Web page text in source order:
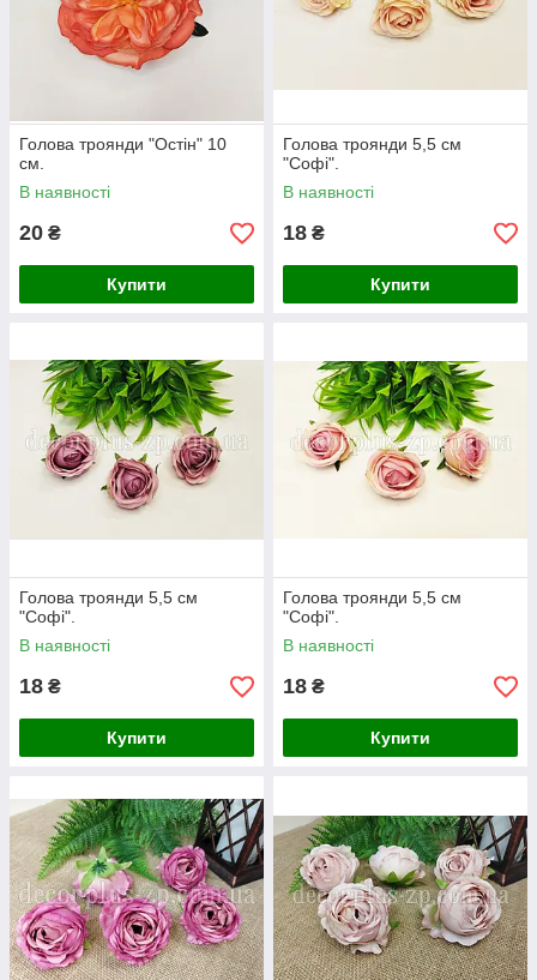
Голова троянди "Остін" 10
см.
В наявності
20 ₴
Купити
Голова троянди 5,5 см
"Софі".
В наявності
18 ₴
Купити
Голова троянди 5,5 см
"Софі".
В наявності
18 ₴
Купити
Голова троянди 5,5 см
"Софі".
В наявності
18 ₴
Купити